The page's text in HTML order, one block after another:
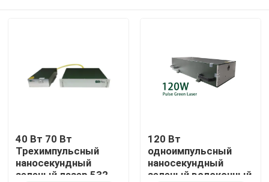
Товары
40 Вт 70 Вт
Трехимпульсный
наносекундный
зеленый лазер 532
120 Вт
одноимпульсный
наносекундный
зеленый волоконный